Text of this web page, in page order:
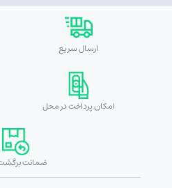
ارسال سریع
امکان پرداخت در محل
ضمانت برگشت